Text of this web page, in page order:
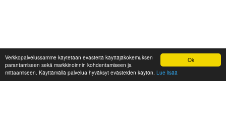
Ok
Verkkopalvelussamme käytetään evästeitä käyttäjäkokemuksen
parantamiseen sekä markkinoinnin kohdentamiseen ja
mittaamiseen. Käyttämällä palvelua hyväksyt evästeiden käytön. Lue lisää